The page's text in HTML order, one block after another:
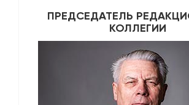
ПРЕДСЕДАТЕЛЬ
КОЛЛЕГИИ